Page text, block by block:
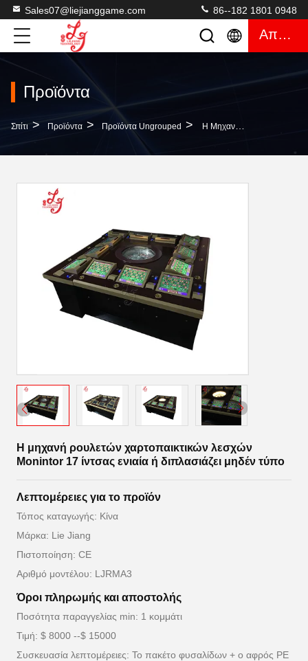
Sales07@liejianggame.com 86--182 1801 0948
Απόσπασμα
Προϊόντα
Σπίτι > Προϊόντα > Προϊόντα Ungrouped > Η Μηχανή Ρουλετών Χαρτοπαικτικών Λεσχών Monintor 17 Ίντσας Ενιαία Ή Διπλασιάζει Μηδέν Τύπο
Η μηχανή ρουλετών χαρτοπαικτικών λεσχών
Monintor 17 ίντσας ενιαία ή διπλασιάζει μηδέν τύπο
Λεπτομέρειες για το προϊόν
Τόπος καταγωγής: Κίνα
Μάρκα: Lie Jiang
Πιστοποίηση: CE
Αριθμό μοντέλου: LJRMA3
Όροι πληρωμής και αποστολής
Ποσότητα παραγγελίας min: 1 κομμάτι
Τιμή: $ 8000 --$ 15000
Συσκευασία λεπτομέρειες: Το πακέτο φυσαλίδων + ο αφρός PE